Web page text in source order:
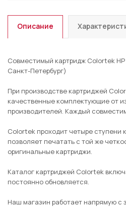
Описание
Совместимый картридж Colortek
Санкт-Петербург)
При производстве картриджей
качественные комплектующие от
производителей. Каждый
Colortek проходит четыре ступени
позволяет печатать с той же
оригинальные картриджи.
Каталог картриджей Colortek
постоянно обновляется.
Наш магазин работает напрямую с